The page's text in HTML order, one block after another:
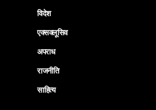
विदेश
एक्सक्लूसिव
अपराध
राजनीति
साहित्य